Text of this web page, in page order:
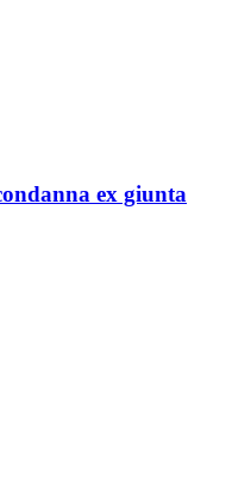
ex giunta